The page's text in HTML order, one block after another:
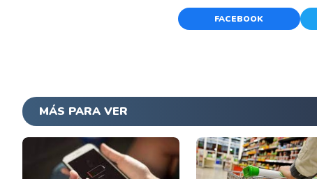
FACEBOOK
MÁS PARA VER